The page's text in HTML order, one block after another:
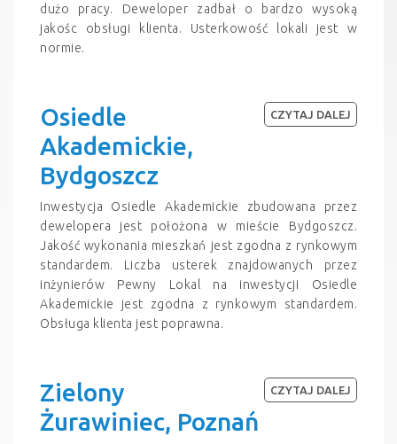
dużo pracy. Deweloper zadbał o bardzo wysoką
jakośc obsługi klienta. Usterkowość lokali jest w
normie.
Osiedle
Akademickie,
Bydgoszcz
Inwestycja Osiedle Akademickie zbudowana przez
dewelopera jest położona w mieście Bydgoszcz.
Jakość wykonania mieszkań jest zgodna z rynkowym
standardem. Liczba usterek znajdowanych przez
inżynierów Pewny Lokal na inwestycji Osiedle
Akademickie jest zgodna z rynkowym standardem.
Obsługa klienta jest poprawna.
CZYTAJ DALEJ
Zielony
Żurawiniec, Poznań
CZYTAJ DALEJ